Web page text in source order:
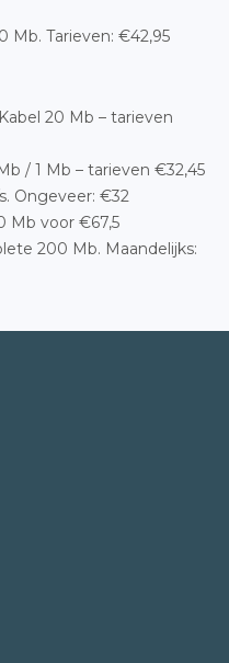
Mb. Tarieven: €42,95
20 Mb – tarieven
/ 1 Mb – tarieven €32,45
Ongeveer: €32
Mb voor €67,5
200 Mb. Maandelijks: